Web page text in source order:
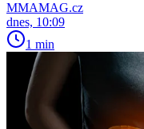
MMAMAG.cz
dnes, 10:09
1 min